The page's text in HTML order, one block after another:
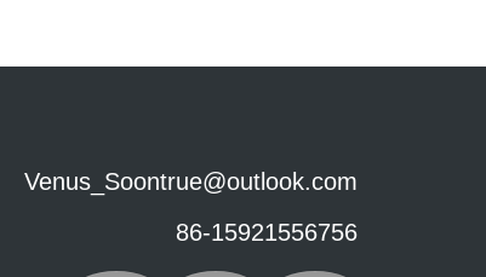
Venus_Soontrue@outlook.com
86-15921556756